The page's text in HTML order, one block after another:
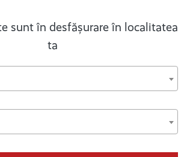
sunt în desfășurare în localitatea
ta